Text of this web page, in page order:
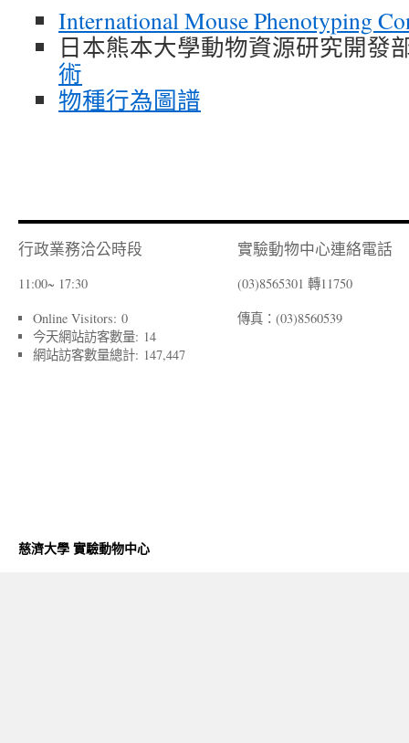
International Mouse Phenotyping
日本熊本大學動物資源研究開發
術
物種行為圖譜
行政業務洽公時段
11:00~ 17:30
Online Visitors: 0
今天網站訪客數量: 14
網站訪客數量總計: 147,447
實驗動物中心連絡電話
(03)8565301 轉11750
傳真：(03)8560539
慈濟大學 實驗動物中心